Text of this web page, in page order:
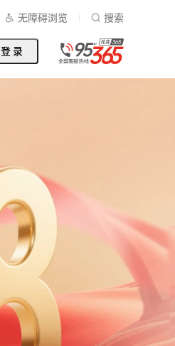
无障碍浏览 搜索
登 录